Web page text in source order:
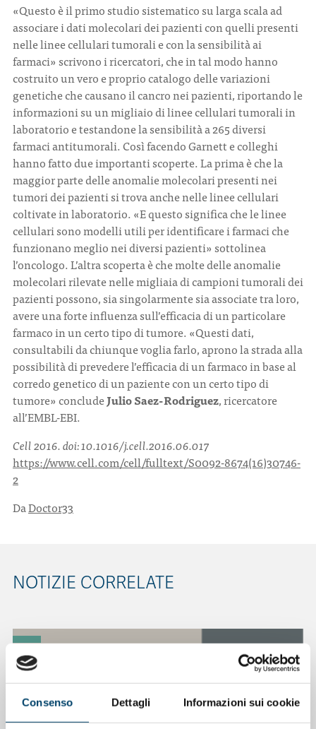
Consenso Dettagli Informazioni sui cookie
«Questo è il primo studio sistematico su larga scala ad
associare i dati molecolari dei pazienti con quelli presenti
nelle linee cellulari tumorali e con la sensibilità ai
farmaci» scrivono i ricercatori, che in tal modo hanno
costruito un vero e proprio catalogo delle variazioni
genetiche che causano il cancro nei pazienti, riportando le
informazioni su un migliaio di linee cellulari tumorali in
laboratorio e testandone la sensibilità a 265 diversi
farmaci antitumorali. Così facendo Garnett e colleghi
hanno fatto due importanti scoperte. La prima è che la
maggior parte delle anomalie molecolari presenti nei
tumori dei pazienti si trova anche nelle linee cellulari
coltivate in laboratorio. «E questo significa che le linee
cellulari sono modelli utili per identificare i farmaci che
funzionano meglio nei diversi pazienti» sottolinea
l’oncologo. L’altra scoperta è che molte delle anomalie
molecolari rilevate nelle migliaia di campioni tumorali dei
pazienti possono, sia singolarmente sia associate tra loro,
avere una forte influenza sull’efficacia di un particolare
farmaco in un certo tipo di tumore. «Questi dati,
consultabili da chiunque voglia farlo, aprono la strada alla
possibilità di prevedere l’efficacia di un farmaco in base al
corredo genetico di un paziente con un certo tipo di
tumore» concludeJulio Saez-Rodriguez, ricercatore
all’EMBL-EBI.
Cell 2016. doi: 10.1016/j.cell.2016.06.017
https://www.cell.com/cell/fulltext/S0092-8674(16)30746-
2
DaDoctor33
NOTIZIE CORRELATE